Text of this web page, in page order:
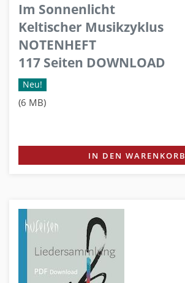
Im Sonnenlicht
Keltischer Musikzyklus
NOTENHEFT
117 Seiten DOWNLOAD
Neu!
(6 MB)
IN DEN WARENKORB